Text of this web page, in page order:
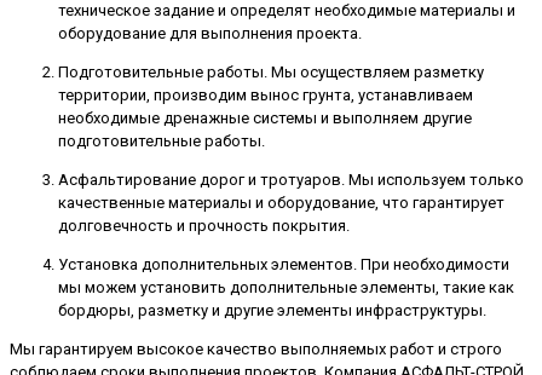
техническое задание и определят необходимые материалы и
оборудование для выполнения проекта.
Подготовительные работы. Мы осуществляем разметку
территории, производим вынос грунта, устанавливаем
необходимые дренажные системы и выполняем другие
подготовительные работы.
Асфальтирование дорог и тротуаров. Мы используем только
качественные материалы и оборудование, что гарантирует
долговечность и прочность покрытия.
Установка дополнительных элементов. При необходимости
мы можем установить дополнительные элементы, такие как
бордюры, разметку и другие элементы инфраструктуры.
Мы гарантируем высокое качество выполняемых работ и строго